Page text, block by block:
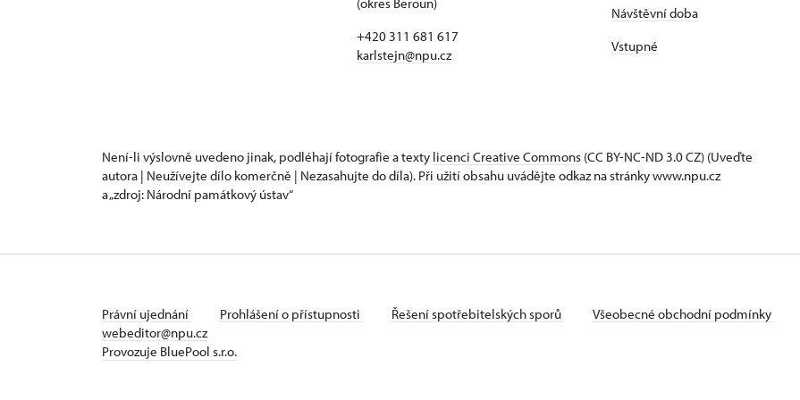
miluje svoji rodinu, cestování, knihy a dobré jídlo. Hraje divadlo,
epizodních filmových rolích.
+420 311 681 617
karlstejn@npu.cz
Návštěvní doba
Vstupné
Není-li výslovně uvedeno jinak, podléhají fotografie a texty licenci Creative Commons (CC BY-NC-ND 3.0 CZ) (Uveďte
autora | Neužívejte dílo komerčně | Nezasahujte do díla). Při užití obsahu uvádějte odkaz na stránky www.npu.cz
a „zdroj: Národní památkový ústav“
Právní ujednání Prohlášení o přístupnosti Řešení spotřebitelských sporů Všeobecné obchodní podmínky
webeditor@npu.cz
Provozuje BluePool s.r.o.